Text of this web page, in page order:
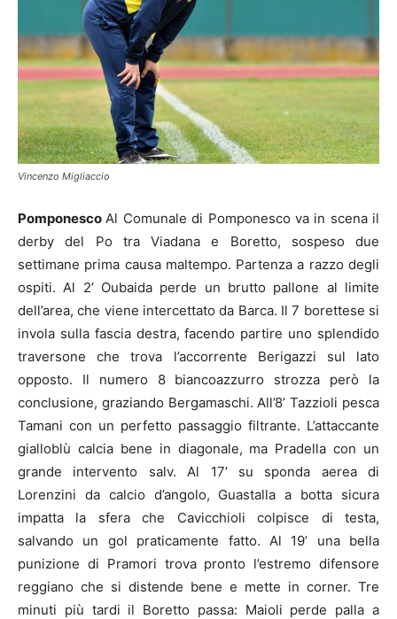
Vincenzo Migliaccio
PomponescoAl Comunale di Pomponesco va in scena il
derby del Po tra Viadana e Boretto, sospeso due
settimane prima causa maltempo. Partenza a razzo degli
ospiti. Al 2’ Oubaida perde un brutto pallone al limite
dell’area, che viene intercettato da Barca. Il 7 borettese si
invola sulla fascia destra, facendo partire uno splendido
traversone che trova l’accorrente Berigazzi sul lato
opposto. Il numero 8 biancoazzurro strozza però la
conclusione, graziando Bergamaschi. All’8’ Tazzioli pesca
Tamani con un perfetto passaggio filtrante. L’attaccante
gialloblù calcia bene in diagonale, ma Pradella con un
grande intervento salv. Al 17’ su sponda aerea di
Lorenzini da calcio d’angolo, Guastalla a botta sicura
impatta la sfera che Cavicchioli colpisce di testa,
salvando un gol praticamente fatto. Al 19’ una bella
punizione di Pramori trova pronto l’estremo difensore
reggiano che si distende bene e mette in corner. Tre
minuti più tardi il Boretto passa: Maioli perde palla a